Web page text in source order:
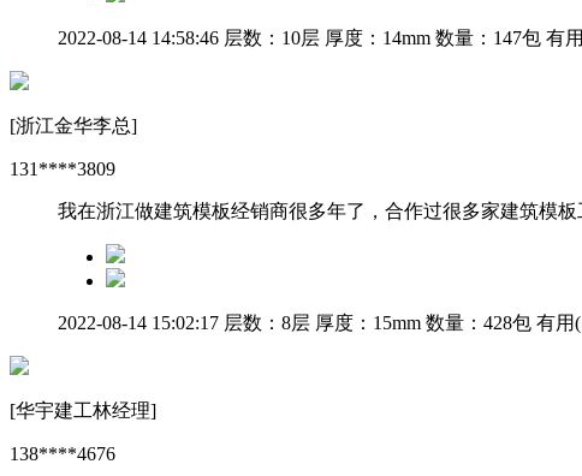
2022-08-14 14:58:46 层数：10层 厚度：14mm 数量：147包 有
[浙江金华李总]
131****3809
我在浙江做建筑模板经销商很多年了，合作过很多家建筑模
2022-08-14 15:02:17 层数：8层 厚度：15mm 数量：428包 有用
[华宇建工林经理]
138****4676